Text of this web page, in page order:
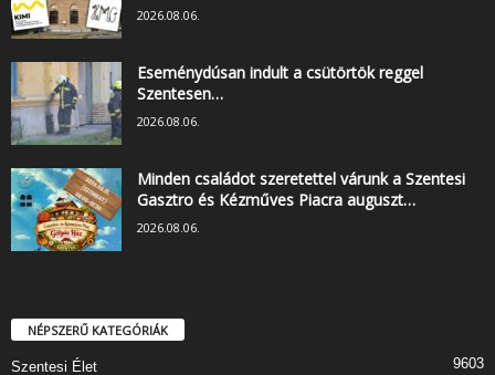
2026.08.06.
Eseménydúsan indult a csütörtök reggel
Szentesen…
2026.08.06.
Minden családot szeretettel várunk a Szentesi
Gasztro és Kézműves Piacra auguszt…
2026.08.06.
NÉPSZERŰ KATEGÓRIÁK
Szentesi Élet 9603